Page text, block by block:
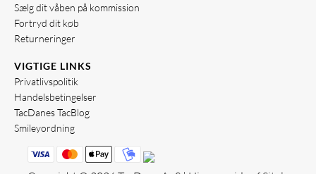
Sælg dit våben på kommission
Fortryd dit køb
Returneringer
VIGTIGE LINKS
Privatlivspolitik
Handelsbetingelser
TacDanes TacBlog
Smileyordning